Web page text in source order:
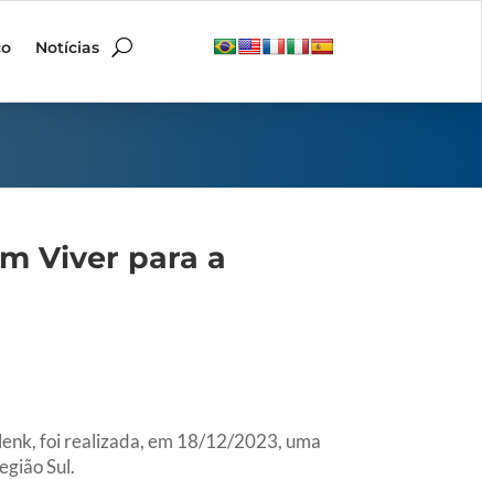
Notícias
Viver para a
foi realizada, em 18/12/2023, uma
Sul.